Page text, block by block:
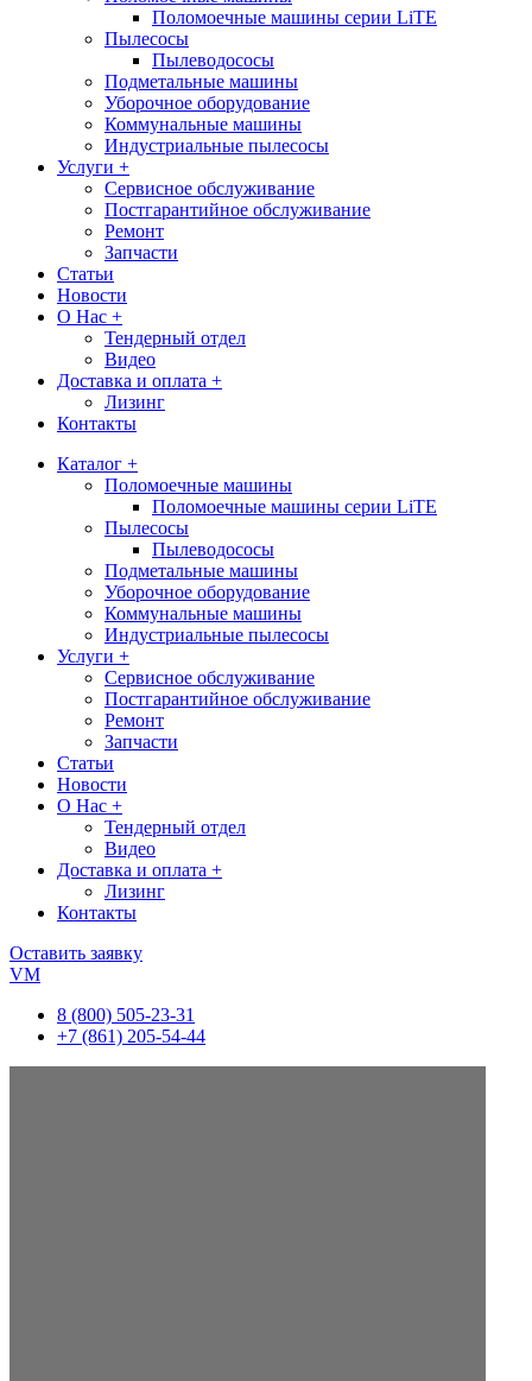
Поломоечные машины серии LiTE
Пылесосы
Пылеводососы
Подметальные машины
Уборочное оборудование
Коммунальные машины
Индустриальные пылесосы
Услуги +
Сервисное обслуживание
Постгарантийное обслуживание
Ремонт
Запчасти
Статьи
Новости
О Нас +
Тендерный отдел
Видео
Доставка и оплата +
Лизинг
Контакты
Каталог +
Поломоечные машины
Поломоечные машины серии LiTE
Пылесосы
Пылеводососы
Подметальные машины
Уборочное оборудование
Коммунальные машины
Индустриальные пылесосы
Услуги +
Сервисное обслуживание
Постгарантийное обслуживание
Ремонт
Запчасти
Статьи
Новости
О Нас +
Тендерный отдел
Видео
Доставка и оплата +
Лизинг
Контакты
Оставить заявку
VM
8 (800) 505-23-31
+7 (861) 205-54-44